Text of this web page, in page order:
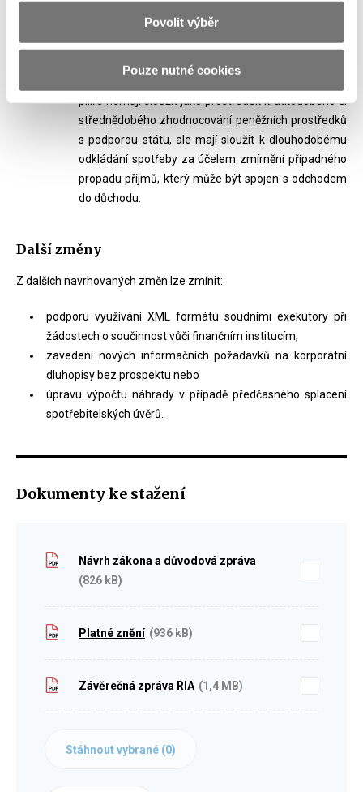
Povolit výběr
Pouze nutné cookies
výši 20 % příspěvku účastníka
navrhuje, žestátní příspěvek nebudou dostávat
osoby, jimž byl přiznán starobní důchod
pilíře nemají sloužit jako prostředek krátkodobého či
střednědobého zhodnocování peněžních prostředků
s podporou státu, ale mají sloužit k dlouhodobému
odkládání spotřeby za účelem zmírnění případného
propadu příjmů, který může být spojen s odchodem
do důchodu.
Další změny
Z dalších navrhovaných změn lze zmínit:
podporu využívání XML formátu soudními exekutory při
žádostech o součinnost vůči finančním institucím,
zavedení nových informačních požadavků na korporátní
dluhopisy bez prospektu nebo
úpravu výpočtu náhrady v případě předčasného splacení
spotřebitelských úvěrů.
Dokumenty ke stažení
Návrh zákona a důvodová zpráva
(826 kB)
Platné znění (936 kB)
Závěrečná zpráva RIA (1,4 MB)
Stáhnout vybrané (0)